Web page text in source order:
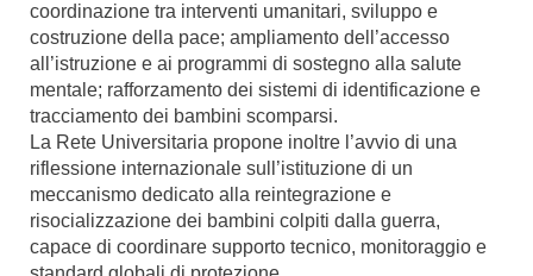
coordinazione tra interventi umanitari, sviluppo e
costruzione della pace; ampliamento dell’accesso
all’istruzione e ai programmi di sostegno alla salute
mentale; rafforzamento dei sistemi di identificazione e
tracciamento dei bambini scomparsi.
La Rete Universitaria propone inoltre l’avvio di una
riflessione internazionale sull’istituzione di un
meccanismo dedicato alla reintegrazione e
risocializzazione dei bambini colpiti dalla guerra,
capace di coordinare supporto tecnico, monitoraggio e